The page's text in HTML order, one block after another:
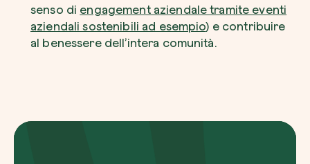
senso di engagement aziendale tramite eventi
aziendali sostenibili ad esempio) e contribuire
al benessere dell’intera comunità.